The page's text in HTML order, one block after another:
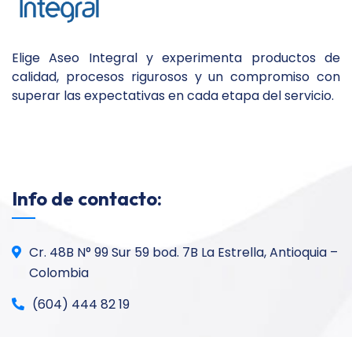
Elige Aseo Integral y experimenta productos de
calidad, procesos rigurosos y un compromiso con
superar las expectativas en cada etapa del servicio.
Info de contacto:
Cr. 48B N° 99 Sur 59 bod. 7B La Estrella, Antioquia –
Colombia
(604) 444 82 19